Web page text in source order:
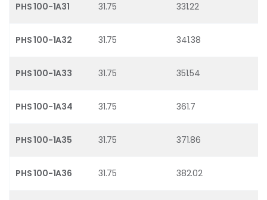
PHS 100-1A31 31.75 331.22
PHS 100-1A32 31.75 341.38
PHS 100-1A33 31.75 351.54
PHS 100-1A34 31.75 361.7
PHS 100-1A35 31.75 371.86
PHS 100-1A36 31.75 382.02